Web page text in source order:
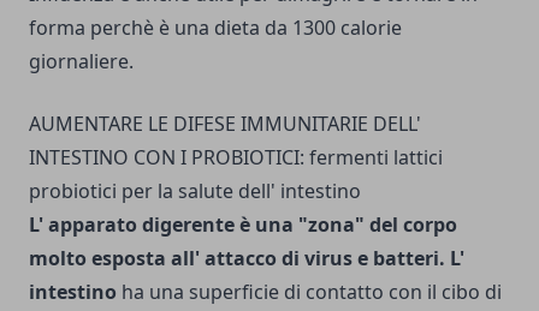
forma perchè è una dieta da 1300 calorie
giornaliere.
AUMENTARE LE DIFESE IMMUNITARIE DELL'
INTESTINO CON I PROBIOTICI: fermenti lattici
probiotici per la salute dell' intestino
L' apparato digerente è una "zona" del corpo
molto esposta all' attacco di virus e batteri. L'
intestino ha una superficie di contatto con il cibo di